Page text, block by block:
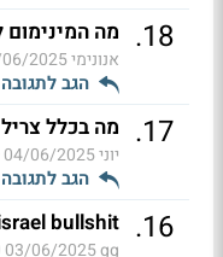
18
. מה
אנונימי2025 10:59
הגב לתגובה
17
. מה בכלל
יוני04/06/2025 21:20
הגב לתגובה
16
.
IRA in israel bullshit
gg
03/06/2025 09:29